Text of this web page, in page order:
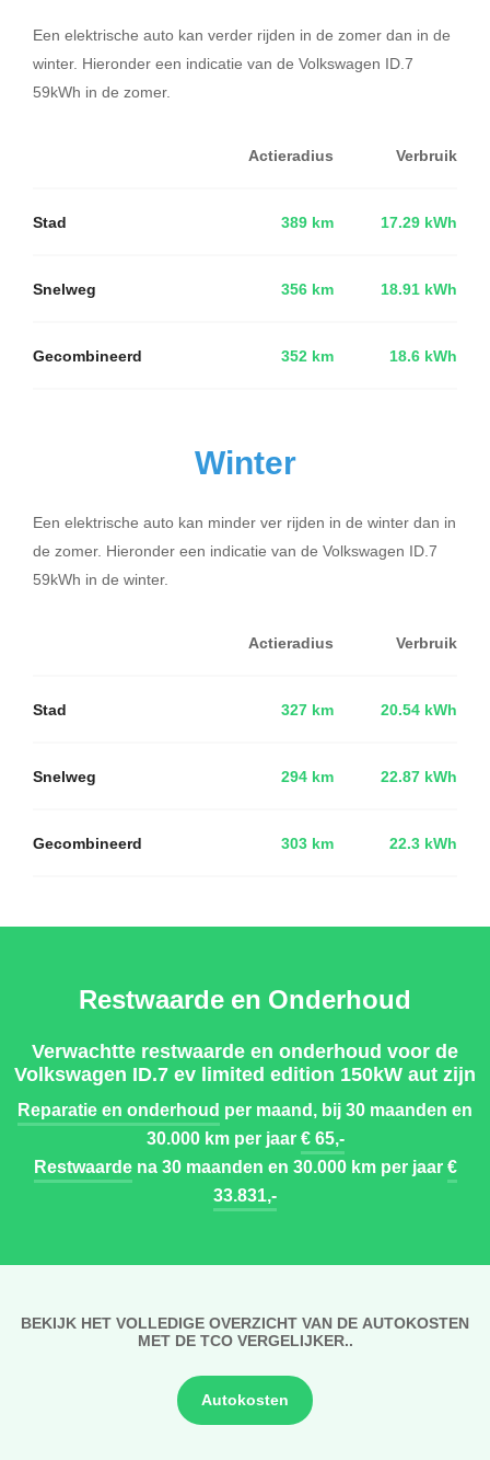
Een elektrische auto kan verder rijden in de zomer dan in de
winter. Hieronder een indicatie van de Volkswagen ID.7
59kWh in de zomer.
Actieradius Verbruik
Stad 389 km 17.29 kWh
Snelweg 356 km 18.91 kWh
Gecombineerd 352 km 18.6 kWh
Winter
Een elektrische auto kan minder ver rijden in de winter dan in
de zomer. Hieronder een indicatie van de Volkswagen ID.7
59kWh in de winter.
Actieradius Verbruik
Stad 327 km 20.54 kWh
Snelweg 294 km 22.87 kWh
Gecombineerd 303 km 22.3 kWh
Restwaarde en Onderhoud
Verwachtte restwaarde en onderhoud voor de
Volkswagen ID.7 ev limited edition 150kW aut zijn
Reparatie en onderhoud per maand, bij 30 maanden en
30.000 km per jaar€ 65,-
Restwaardena 30 maanden en 30.000 km per jaar€
33.831,-
BEKIJK HET VOLLEDIGE OVERZICHT VAN DE AUTOKOSTEN
MET DE TCO VERGELIJKER..
Autokosten